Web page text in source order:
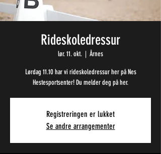
Rideskoledressur
lør. 11. okt.
  |
Årnes
Lørdag 11.10 har vi rideskoledressur her på Nes
Hestesportsenter! Du melder deg på her.
Registreringen er lukket
Se andre arrangementer